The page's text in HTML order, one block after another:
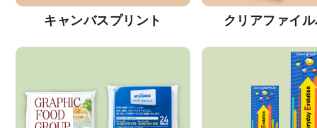
キャンバスプリント クリアファイ